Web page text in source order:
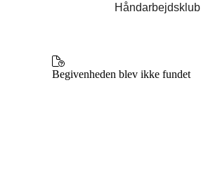
Håndarbejdsklub